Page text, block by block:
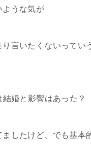
ような気が
言いたくないってい
婚と影響はあった？
したけど、でも基本